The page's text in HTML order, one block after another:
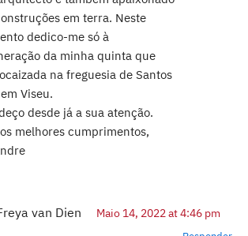
em terra. Neste
dedico-me só à
da minha quinta que
na freguesia de Santos
Viseu.
desde já a sua atenção.
melhores cumprimentos,
van Dien Maio 14, 2022 at 4:46 pm